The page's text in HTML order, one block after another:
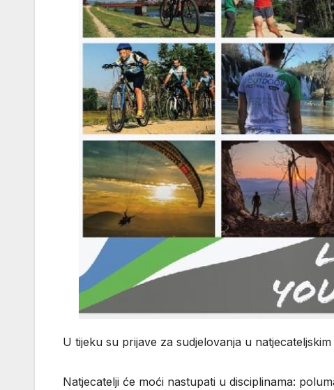
U tijeku su prijave za sudjelovanja u
Natjecatelji će moći nastupati u disciplinama: